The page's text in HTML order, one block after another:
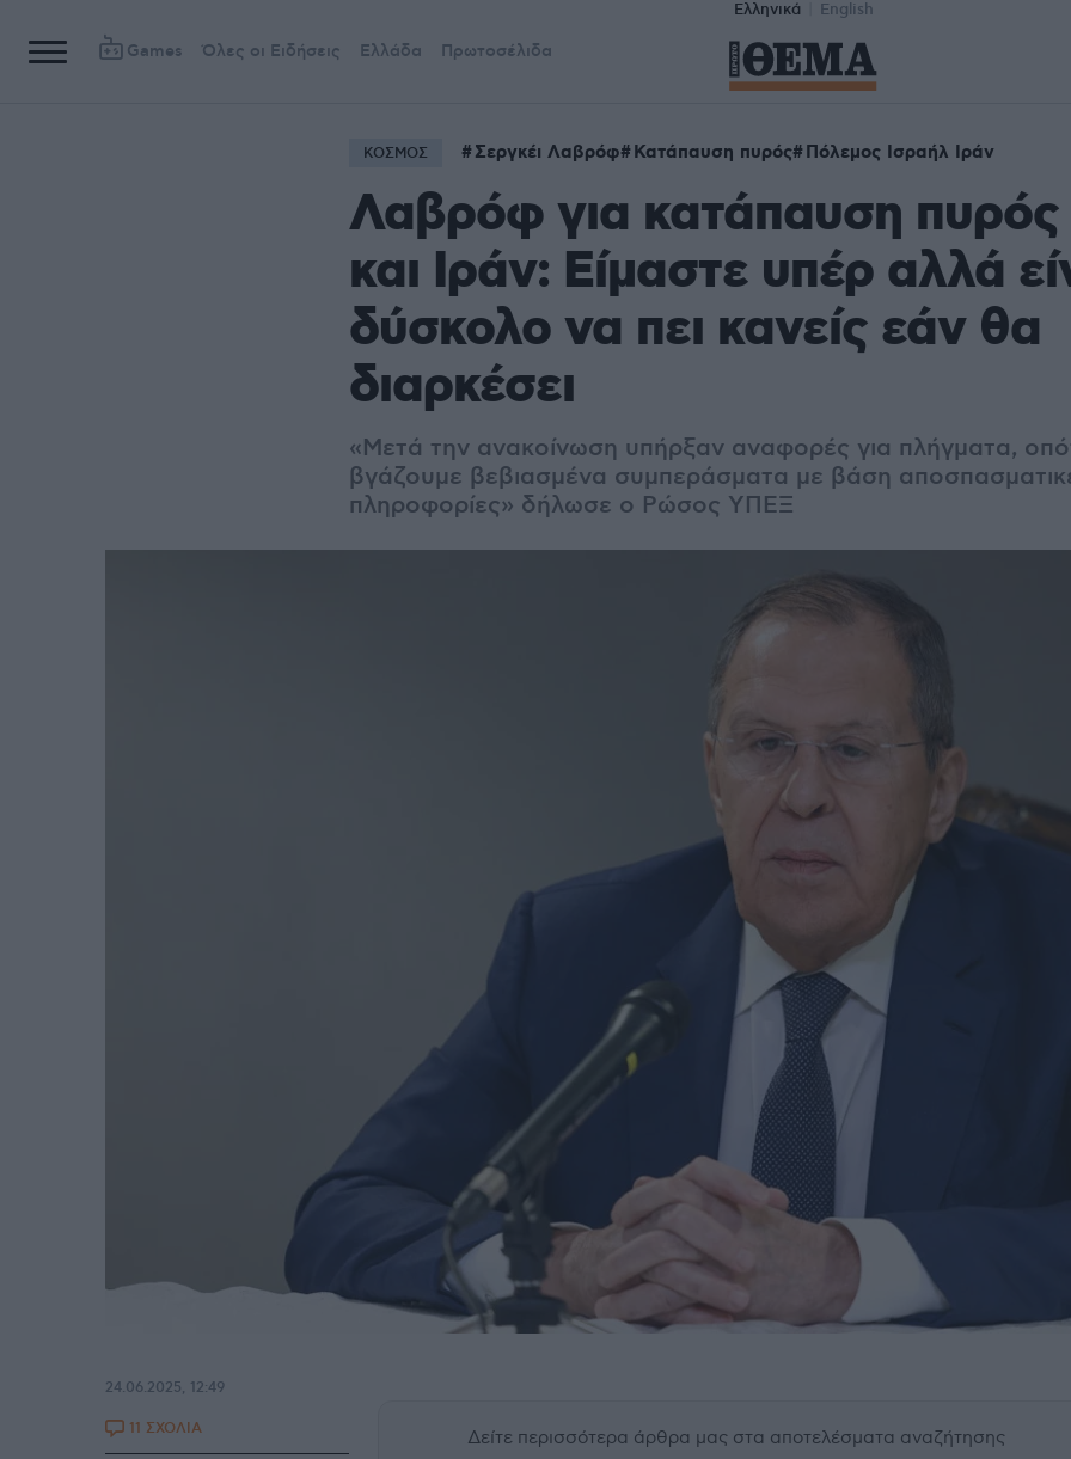
Ελληνικά English
Games Όλες οι Ειδήσεις Ελλάδα Πρωτοσέλιδα
ΚΟΣΜΟΣ Σεργκέι Λαβρόφ Κατάπαυση πυρός Πόλεμος Ισραήλ Ιράν
Λαβρόφ για κατάπαυση πυρός
και Ιράν: Είμαστε υπέρ αλλά
δύσκολο να πει κανείς εάν θα
διαρκέσει
«Μετά την ανακοίνωση υπήρξαν αναφορές για πλήγματα,
βγάζουμε βεβιασμένα συμπεράσματα με βάση
πληροφορίες» δήλωσε ο Ρώσος ΥΠΕΞ
Δείτε περισσότερα άρθρα μας στα αποτελέσματα αναζήτησης
24.06.2025, 12:49
11 ΣΧΟΛΙΑ